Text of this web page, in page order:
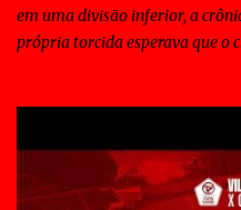
em uma divisão inferior, a
própria torcida esperava que o
também não. E o elenco
série" para decidir partidas.
é o Frontini, que só sabe fazer